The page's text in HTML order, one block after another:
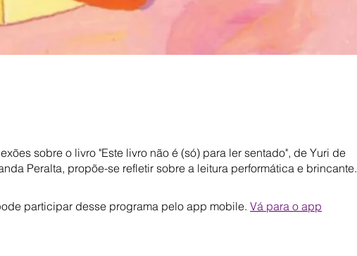
sobre o livro "Este livro não é (só) para ler sentado", de Yuri de
Peralta, propõe-se refletir sobre a leitura performática e brincante.
participar desse programa pelo app mobile. Vá para o app